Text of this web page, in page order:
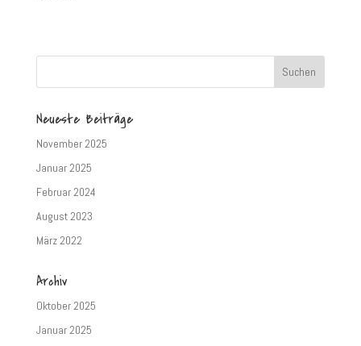
Neueste Beiträge
November 2025
Januar 2025
Februar 2024
August 2023
März 2022
Archiv
Oktober 2025
Januar 2025